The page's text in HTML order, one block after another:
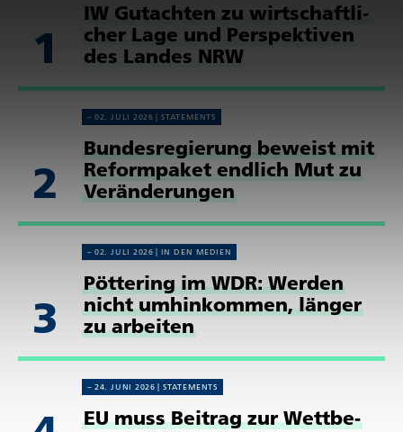
1
IW Gutachten zu wirt­schaft­li­
cher Lage und Perspek­tiven
des Landes NRW
2
02. JULI 2026 STATE­MENTS
Bundes­re­gie­rung beweist mit
Reform­paket endlich Mut zu
Verän­de­rungen
3
02. JULI 2026 IN DEN MEDIEN
Pöttering im WDR: Werden
nicht umhin­kommen, länger
zu arbeiten
24. JUNI 2026 STATE­MENTS
EU muss Beitrag zur Wett­be­